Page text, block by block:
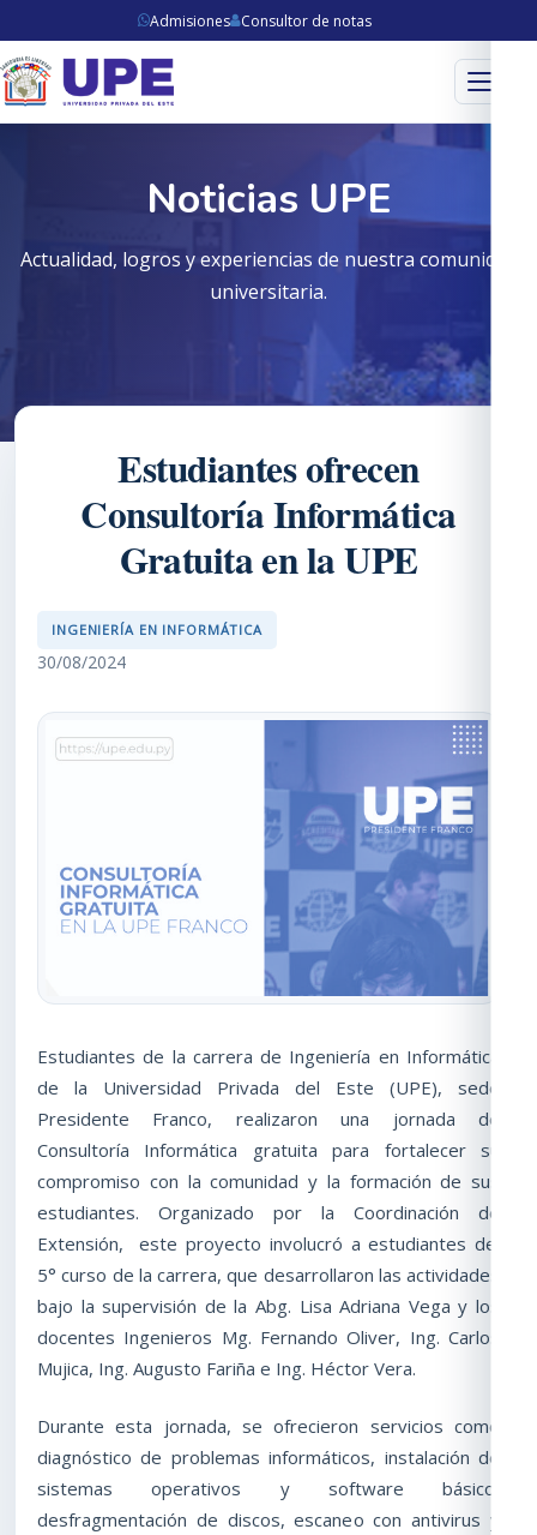
Admisiones Consultor de notas
Menú
Noticias UPE
Actualidad, logros y experiencias de nuestra comunidad
universitaria.
Estudiantes ofrecen
Consultoría Informática
Gratuita en la UPE
INGENIERÍA EN INFORMÁTICA
30/08/2024
Estudiantes de la carrera de Ingeniería en Informática
de la Universidad Privada del Este (UPE), sede
Presidente Franco, realizaron una jornada de
Consultoría Informática gratuita para fortalecer su
compromiso con la comunidad y la formación de sus
estudiantes. Organizado por la Coordinación de
Extensión, este proyecto involucró a estudiantes del
5° curso de la carrera, que desarrollaron las actividades
bajo la supervisión de la Abg. Lisa Adriana Vega y los
docentes Ingenieros Mg. Fernando Oliver, Ing. Carlos
Mujica, Ing. Augusto Fariña e Ing. Héctor Vera.
Durante esta jornada, se ofrecieron servicios como
diagnóstico de problemas informáticos, instalación de
sistemas operativos y software básico,
desfragmentación de discos, escaneo con antivirus y